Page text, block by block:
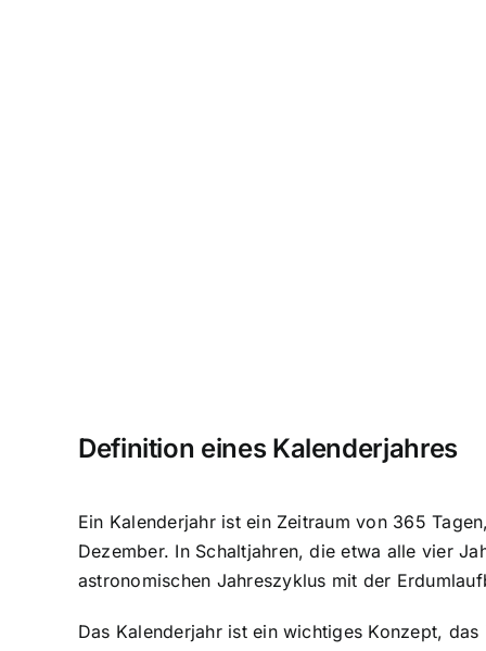
Definition eines Kalenderjahres
Ein Kalenderjahr ist ein Zeitraum von 365
Dezember. In Schaltjahren, die etwa alle vier
astronomischen Jahreszyklus mit der
Das Kalenderjahr ist ein wichtiges Konzept,